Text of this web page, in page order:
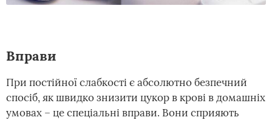
Вправи
При постійної слабкості є абсолютно безпечний
спосіб, як швидко знизити цукор в крові в домашніх
умовах – це спеціальні вправи. Вони сприяють